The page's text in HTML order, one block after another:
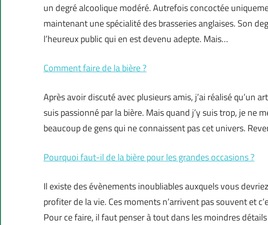
un degré alcoolique modéré. Autrefois concoctée
maintenant une spécialité des brasseries anglaises. Son
l’heureux public qui en est devenu adepte. Mais…
Comment faire de la bière ?
Après avoir discuté avec plusieurs amis, j’ai réalisé qu’un
suis passionné par la bière. Mais quand j’y suis trop, je ne
beaucoup de gens qui ne connaissent pas cet univers.
Pourquoi faut-il de la bière pour les grandes occasions ?
Il existe des évènements inoubliables auxquels vous
profiter de la vie. Ces moments n’arrivent pas souvent et
Pour ce faire, il faut penser à tout dans les moindres